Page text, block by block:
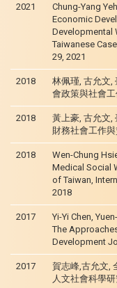
2021
Chung-Yang
Economic
Developmental
Taiwanese
29, 2021
2018
林佩瑾, 古允文,
會政策與社會工
2018
黃上豪, 古允文,
財務社會工作
2018
Wen-Chung
Medical Social
of Taiwan,
2018
2017
Yi-Yi Chen,
The
Development
2017
賀志峰,古允文,
人文社會科學